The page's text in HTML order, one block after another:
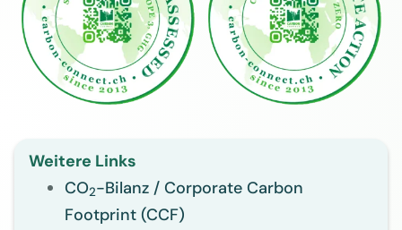
Weitere Links
CO2-Bilanz / Corporate Carbon
Footprint (CCF)